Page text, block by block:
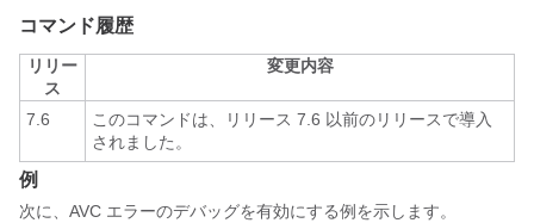
コマンド履歴
リリー
ス
変更内容
7.6
このコマンドは、リリース 7.6 以前のリリースで導入
されました。
例
次に、AVC エラーのデバッグを有効にする例を示します。